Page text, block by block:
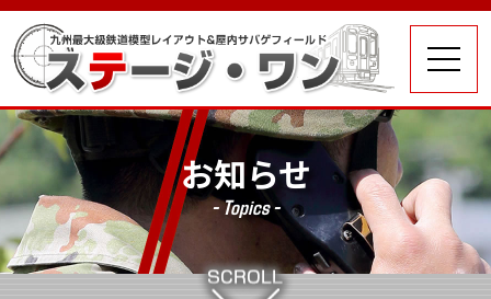
お知らせ
- Topics -